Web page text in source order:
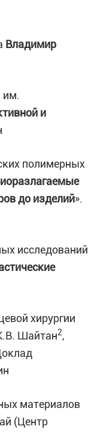
Владимир
им.
и
полимерных
до изделий».
исследований
хирургии
Шайтан2,
материалов
(Центр